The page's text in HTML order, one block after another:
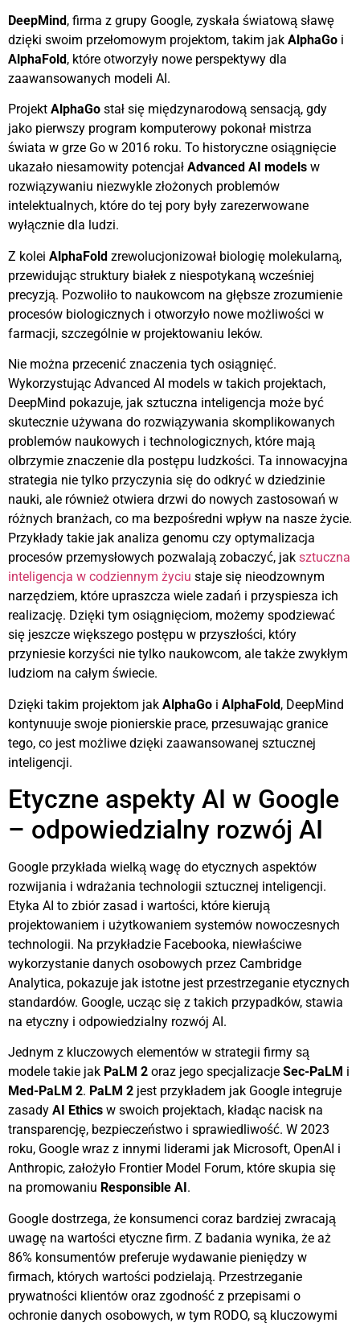
DeepMind, firma z grupy Google, zyskała światową sławę
dzięki swoim przełomowym projektom, takim jak AlphaGo i
AlphaFold, które otworzyły nowe perspektywy dla
zaawansowanych modeli AI.
Projekt AlphaGo stał się międzynarodową sensacją, gdy
jako pierwszy program komputerowy pokonał mistrza
świata w grze Go w 2016 roku. To historyczne osiągnięcie
ukazało niesamowity potencjał Advanced AI models w
rozwiązywaniu niezwykle złożonych problemów
intelektualnych, które do tej pory były zarezerwowane
wyłącznie dla ludzi.
Z kolei AlphaFold zrewolucjonizował biologię molekularną,
przewidując struktury białek z niespotykaną wcześniej
precyzją. Pozwoliło to naukowcom na głębsze zrozumienie
procesów biologicznych i otworzyło nowe możliwości w
farmacji, szczególnie w projektowaniu leków.
Nie można przecenić znaczenia tych osiągnięć.
Wykorzystując Advanced AI models w takich projektach,
DeepMind pokazuje, jak sztuczna inteligencja może być
skutecznie używana do rozwiązywania skomplikowanych
problemów naukowych i technologicznych, które mają
olbrzymie znaczenie dla postępu ludzkości. Ta innowacyjna
strategia nie tylko przyczynia się do odkryć w dziedzinie
nauki, ale również otwiera drzwi do nowych zastosowań w
różnych branżach, co ma bezpośredni wpływ na nasze życie.
Przykłady takie jak analiza genomu czy optymalizacja
procesów przemysłowych pozwalają zobaczyć, jak sztuczna
inteligencja w codziennym życiu staje się nieodzownym
narzędziem, które upraszcza wiele zadań i przyspiesza ich
realizację. Dzięki tym osiągnięciom, możemy spodziewać
się jeszcze większego postępu w przyszłości, który
przyniesie korzyści nie tylko naukowcom, ale także zwykłym
ludziom na całym świecie.
Dzięki takim projektom jak AlphaGo i AlphaFold, DeepMind
kontynuuje swoje pionierskie prace, przesuwając granice
tego, co jest możliwe dzięki zaawansowanej sztucznej
inteligencji.
Etyczne aspekty AI w Google
– odpowiedzialny rozwój AI
Google przykłada wielką wagę do etycznych aspektów
rozwijania i wdrażania technologii sztucznej inteligencji.
Etyka AI to zbiór zasad i wartości, które kierują
projektowaniem i użytkowaniem systemów nowoczesnych
technologii. Na przykładzie Facebooka, niewłaściwe
wykorzystanie danych osobowych przez Cambridge
Analytica, pokazuje jak istotne jest przestrzeganie etycznych
standardów. Google, ucząc się z takich przypadków, stawia
na etyczny i odpowiedzialny rozwój AI.
Jednym z kluczowych elementów w strategii firmy są
modele takie jak PaLM 2 oraz jego specjalizacje Sec-PaLM i
Med-PaLM 2. PaLM 2 jest przykładem jak Google integruje
zasady AI Ethics w swoich projektach, kładąc nacisk na
transparencję, bezpieczeństwo i sprawiedliwość. W 2023
roku, Google wraz z innymi liderami jak Microsoft, OpenAI i
Anthropic, założyło Frontier Model Forum, które skupia się
na promowaniu Responsible AI .
Google dostrzega, że konsumenci coraz bardziej zwracają
uwagę na wartości etyczne firm. Z badania wynika, że aż
86% konsumentów preferuje wydawanie pieniędzy w
firmach, których wartości podzielają. Przestrzeganie
prywatności klientów oraz zgodność z przepisami o
ochronie danych osobowych, w tym RODO, są kluczowymi